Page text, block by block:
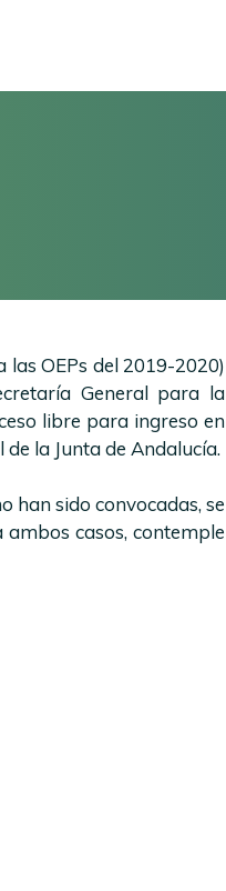
OEPs del 2019-2020)
General para la
libre para ingreso en
la Junta de Andalucía.
han sido convocadas, se
casos, contemple